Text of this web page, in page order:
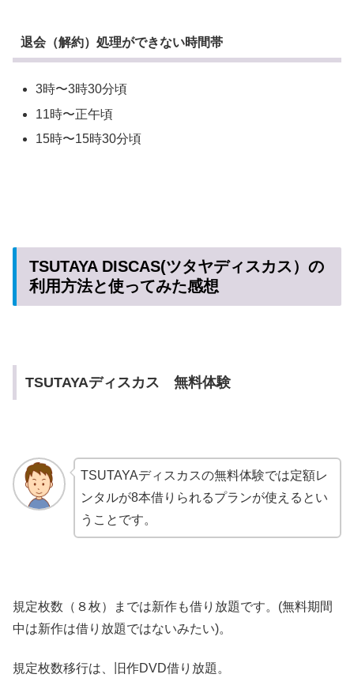
退会（解約）処理ができない時間帯
3時〜3時30分頃
11時〜正午頃
15時〜15時30分頃
TSUTAYA DISCAS(ツタヤディスカス）の
利用方法と使ってみた感想
TSUTAYAディスカス 無料体験
TSUTAYAディスカスの無料体験では定額レ
ンタルが8本借りられるプランが使えるとい
うことです。
規定枚数（８枚）までは新作も借り放題です。(無料期間
中は新作は借り放題ではないみたい)。
規定枚数移行は、旧作DVD借り放題。